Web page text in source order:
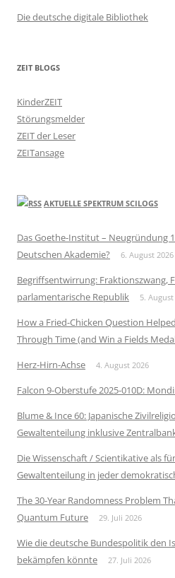
Die deutsche digitale Bibliothek
ZEIT BLOGS
KinderZEIT
Störungsmelder
ZEIT der Leser
ZEITansage
AKTUELLE SPEKTRUM SCILOGS
Das Goethe-Institut – Neugründung
Deutschen Akademie?
6. August 2026
Begriffsentwirrung: Fraktionszwang,
parlamentarische Republik
5.
How a Fried-Chicken Question
Through Time (and Win a Fields
Herz-Hirn-Achse 4. August 2026
Falcon 9-Oberstufe 2025-010D:
Blume & Ince 60: Japanische
Gewaltenteilung inklusive
Die Wissenschaft / Scientikative als
Gewaltenteilung in jeder
The 30-Year Randomness Problem
Quantum Future
29. Juli 2026
Wie die deutsche Bundespolitik den
bekämpfen könnte
27. Juli 2026